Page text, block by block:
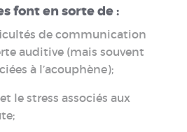
font en sorte de :
de communication
auditive (mais souvent
à l’acouphène);
le stress associés aux